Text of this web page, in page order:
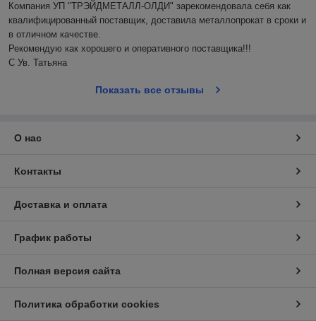
Компания УП "ТРЭЙДМЕТАЛЛ-ОЛДИ" зарекомендовала себя как
квалифицированный поставщик, доставила металлопрокат в сроки и
в отличном качестве.
Рекомендую как хорошего и оперативного поставщика!!!
С Ув. Татьяна
Показать все отзывы
О нас
Контакты
Доставка и оплата
График работы
Полная версия сайта
Политика обработки cookies